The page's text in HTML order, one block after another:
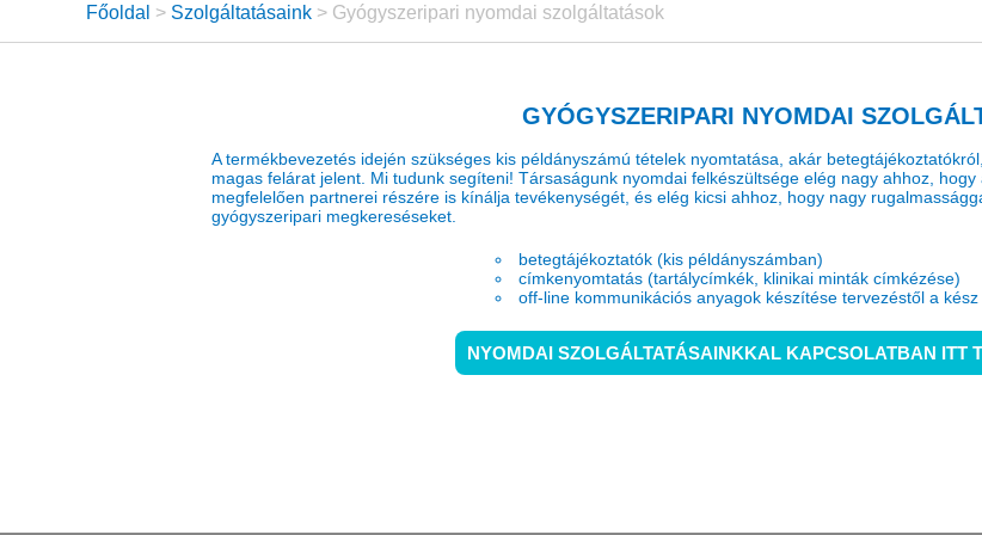
Főoldal > Szolgáltatásaink > Gyógyszeripari nyomdai szolgáltatások
GYÓGYSZERIPARI NYOMDAI
A termékbevezetés idején szükséges kis példányszámú tételek nyomtatása, akár
magas felárat jelent. Mi tudunk segíteni! Társaságunk nyomdai felkészültsége elég nagy ahhoz,
megfelelően partnerei részére is kínálja tevékenységét, és elég kicsi ahhoz, hogy nagy
gyógyszeripari megkereséseket.
betegtájékoztatók (kis példányszámban)
címkenyomtatás (tartálycímkék, klinikai minták címkézése)
off-line kommunikációs anyagok készítése tervezéstől a
NYOMDAI SZOLGÁLTATÁSAINKKAL KAPCSOLATBAN ITT